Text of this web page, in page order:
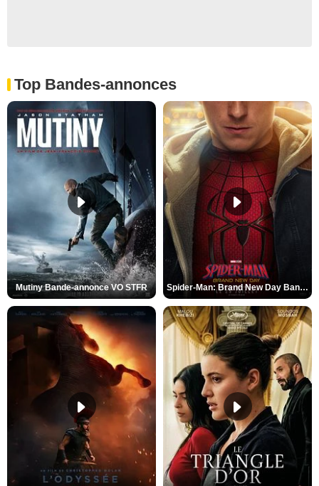
Top Bandes-annonces
Mutiny Bande-annonce VO STFR Spider-Man: Brand New Day Bande-annonce VO STFR